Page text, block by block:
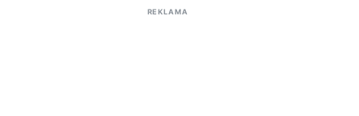
REKLAMA